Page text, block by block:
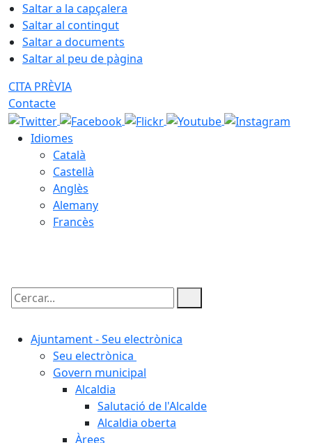
Saltar a la capçalera
Saltar al contingut
Saltar a documents
Saltar al peu de pàgina
CITA PRÈVIA
Contacte
Idiomes
Català
Castellà
Anglès
Alemany
Francès
Cercar:
Ajuntament - Seu electrònica
Seu electrònica
Govern municipal
Alcaldia
Salutació de l'Alcalde
Alcaldia oberta
Àrees